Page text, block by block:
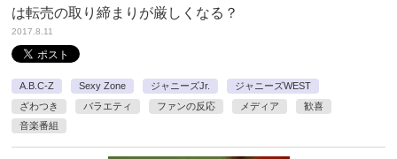
は転売の取り締まりが厳しくなる？
2017.8.11
A.B.C-Z Sexy Zone ジャニーズJr.
ジャニーズWEST
ざわつき
バラエティ ファンの反応 メディア
歓喜
音楽番組